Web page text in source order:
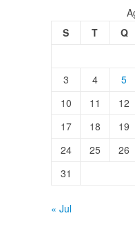
S
T Q
3
4 5
10
11 12
17
18 19
24
25 26
31
« Jul